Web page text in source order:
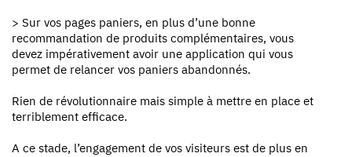
> Sur vos pages paniers, en plus d’une bonne
recommandation de produits complémentaires, vous
devez impérativement avoir une application qui vous
permet de relancer vos paniers abandonnés.
Rien de révolutionnaire mais simple à mettre en place et
terriblement efficace.
A ce stade, l’engagement de vos visiteurs est de plus en